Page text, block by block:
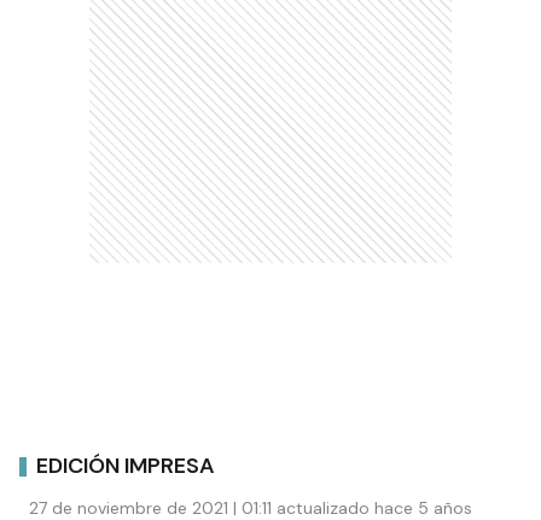
EDICIÓN IMPRESA
27 de noviembre de 2021 | 01:11 actualizado hace 5 años